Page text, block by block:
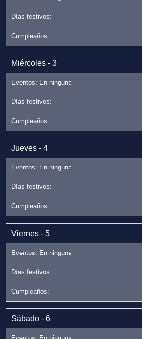
Miércoles - 3
Jueves - 4
Viernes - 5
Sábado - 6